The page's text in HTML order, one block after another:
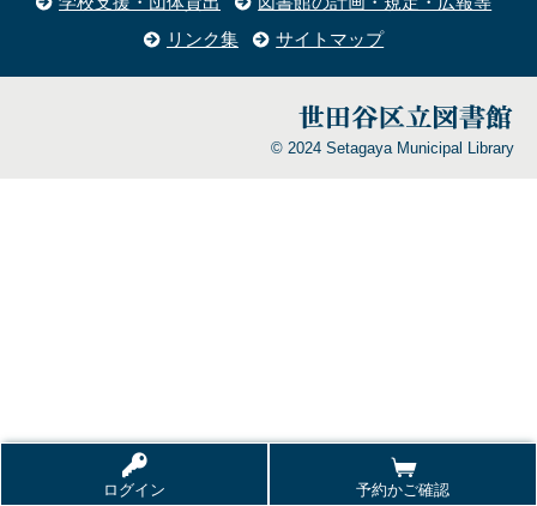
ログイン 予約かご確認
リンク集
サイトマップ
© 2024 Setagaya Municipal Library